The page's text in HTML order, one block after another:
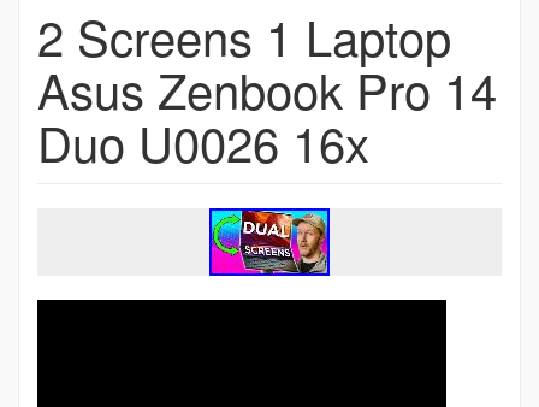
2 Screens 1 Laptop
Asus Zenbook Pro 14
Duo U0026 16x